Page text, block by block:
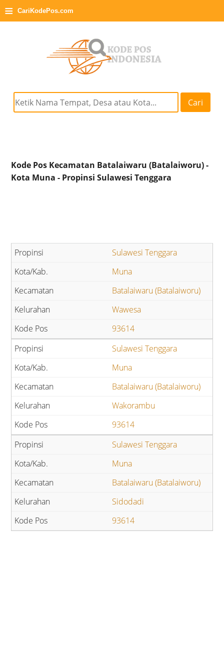
≡ CariKodePos.com
Cari
Kode Pos Kecamatan Batalaiwaru (Batalaiworu) -
Kota Muna - Propinsi Sulawesi Tenggara
Sulawesi Tenggara
Muna
Batalaiwaru (Batalaiworu)
Wawesa
93614
Sulawesi Tenggara
Muna
Batalaiwaru (Batalaiworu)
Wakorambu
93614
Sulawesi Tenggara
Muna
Batalaiwaru (Batalaiworu)
Sidodadi
93614